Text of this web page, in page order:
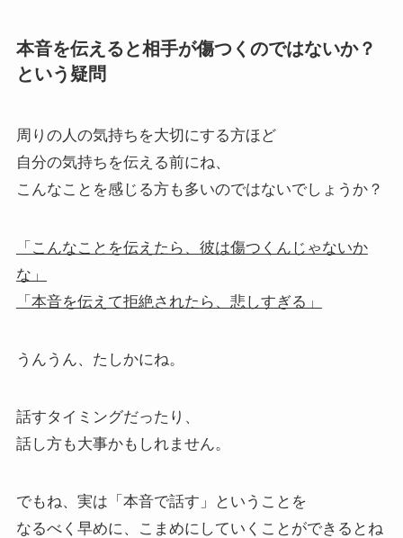
本音を伝えると相手が傷つくのではないか？
という疑問
周りの人の気持ちを大切にする方ほど
自分の気持ちを伝える前にね、
こんなことを感じる方も多いのではないでしょうか？
「こんなことを伝えたら、彼は傷つくんじゃないか
な」
「本音を伝えて拒絶されたら、悲しすぎる」
うんうん、たしかにね。
話すタイミングだったり、
話し方も大事かもしれません。
でもね、実は「本音で話す」ということを
なるべく早めに、こまめにしていくことができるとね